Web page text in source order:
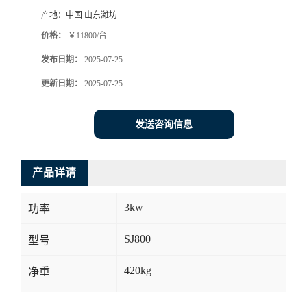
产地： 中国 山东潍坊
价格： ￥11800/台
发布日期： 2025-07-25
更新日期： 2025-07-25
发送咨询信息
产品详请
功率 3kw
型号 SJ800
净重 420kg